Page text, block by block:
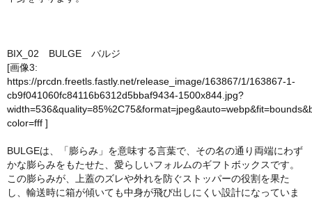
BIX_02 BULGE バルジ
[画像3:
https://prcdn.freetls.fastly.net/release_image/163867/1/163867-1-
cb9f041060fc84116b6312d5bbaf9434-1500x844.jpg?
color=fff ]
BULGEは、「膨らみ」を意味する言葉で、その名の通り両端にわず
かな膨らみをもたせた、愛らしいフォルムのギフトボックスです。
この膨らみが、上蓋のズレや外れを防ぐストッパーの役割を果た
し、輸送時に箱が傾いても中身が飛び出しにくい設計になっていま